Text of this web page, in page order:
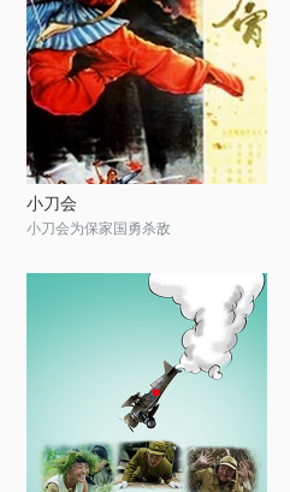
小刀会
小刀会为保家国勇杀敌